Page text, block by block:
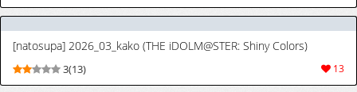
[natosupa] 2026_03_kako (THE iDOLM@STER: Shiny Colors)
13
3(13)